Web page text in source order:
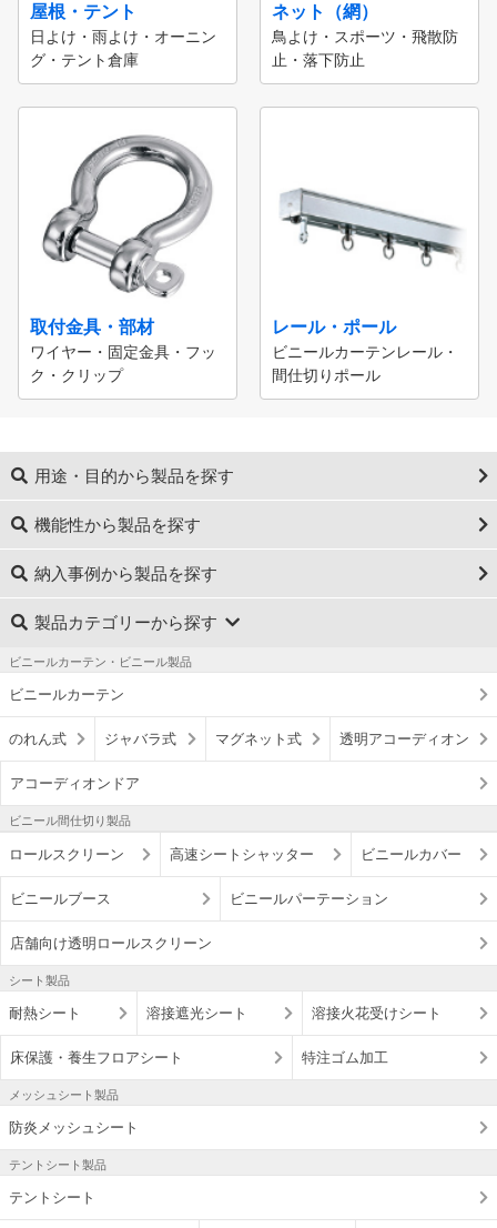
屋根・テント
日よけ・雨よけ・オーニン
グ・テント倉庫
ネット（網）
鳥よけ・スポーツ・飛散防
止・落下防止
取付金具・部材
ワイヤー・固定金具・フッ
ク・クリップ
レール・ポール
ビニールカーテンレール・
間仕切りポール
用途・目的から製品を探す
機能性から製品を探す
納入事例から製品を探す
製品カテゴリーから探す
ビニールカーテン・ビニール製品
ビニールカーテン
のれん式 ジャバラ式 マグネット式 透明アコーディオン
アコーディオンドア
ビニール間仕切り製品
ロールスクリーン 高速シートシャッター ビニールカバー
ビニールブース ビニールパーテーション
店舗向け透明ロールスクリーン
シート製品
耐熱シート 溶接遮光シート 溶接火花受けシート
床保護・養生フロアシート 特注ゴム加工
メッシュシート製品
防炎メッシュシート
テントシート製品
テントシート